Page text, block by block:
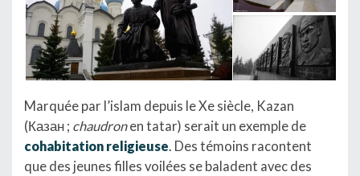
Marquée par l’islam depuis le Xe siècle, Kazan
(Казан ; chaudronen tatar) serait un exemple de
cohabitation religieuse. Des témoins racontent
que des jeunes filles voilées se baladent avec des